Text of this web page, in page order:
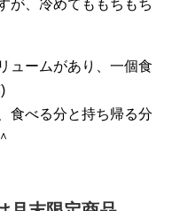
が、冷めてももちもち
ュームがあり、一個食
食べる分と持ち帰る分